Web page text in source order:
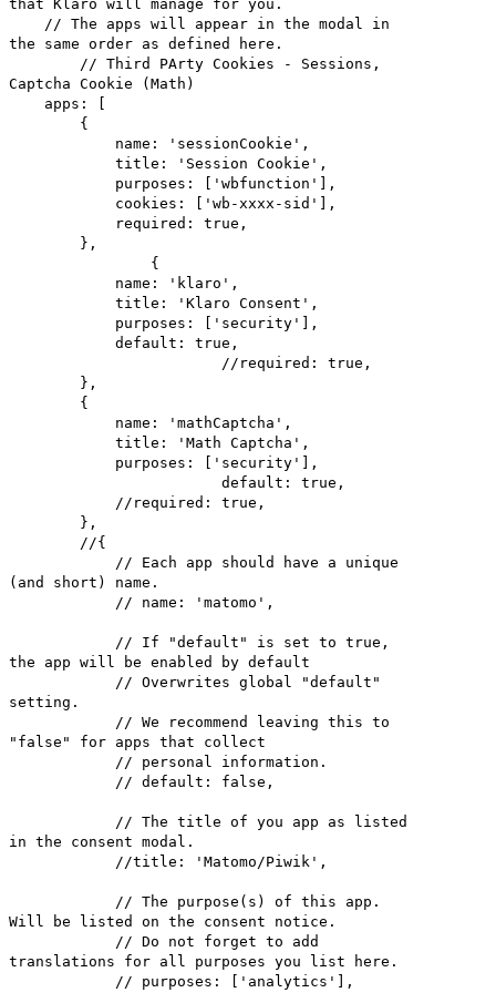
that Klaro will manage for you.
// The apps will appear in the modal in
the same order as defined here.
// Third PArty Cookies - Sessions,
Captcha Cookie (Math)
apps: [
{
name: 'sessionCookie',
title: 'Session Cookie',
purposes: ['wbfunction'],
cookies: ['wb-xxxx-sid'],
required: true,
},
{
name: 'klaro',
title: 'Klaro Consent',
purposes: ['security'],
default: true,
//required: true,
},
{
name: 'mathCaptcha',
title: 'Math Captcha',
purposes: ['security'],
default: true,
//required: true,
},
//{
// Each app should have a unique
(and short) name.
// name: 'matomo',
// If "default" is set to true,
the app will be enabled by default
// Overwrites global "default"
setting.
// We recommend leaving this to
"false" for apps that collect
// personal information.
// default: false,
// The title of you app as listed
in the consent modal.
//title: 'Matomo/Piwik',
// The purpose(s) of this app.
Will be listed on the consent notice.
// Do not forget to add
translations for all purposes you list here.
// purposes: ['analytics'],